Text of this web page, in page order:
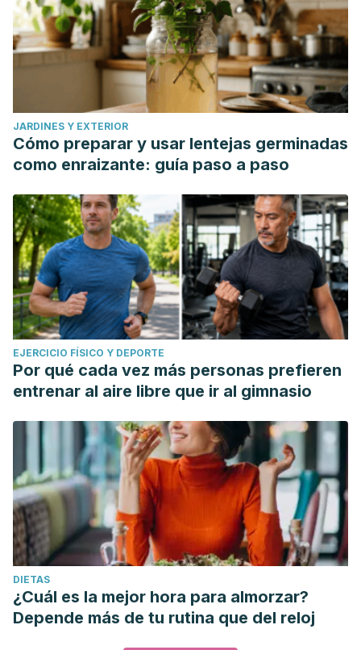
JARDINES Y EXTERIOR
Cómo preparar y usar lentejas germinadas
como enraizante: guía paso a paso
EJERCICIO FÍSICO Y DEPORTE
Por qué cada vez más personas prefieren
entrenar al aire libre que ir al gimnasio
DIETAS
¿Cuál es la mejor hora para almorzar?
Depende más de tu rutina que del reloj